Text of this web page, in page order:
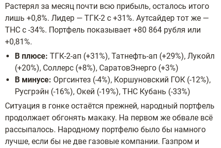
Растерял за месяц почти всю прибыль, осталось итого
лишь +0,8%. Лидер — ТГК-2 с +31%. Аутсайдер тот же —
ТНС с -34%. Портфель показывает +80 864 рубля или
+0,81%.
В плюсе: ТГК-2-ап (+31%), Татнефть-ап (+29%), Лукойл
(+20%), Соллерс (+8%), СаратовЭнерго (+3%)
В минусе: Оргсинтез (-4%), Коршуновский ГОК (-12%),
Русгрэйн (-16%), Окей (-19%), ТНС Кубань (-33%)
Ситуация в гонке остаётся прежней, народный портфель
продолжает обгонять макаку. На первом же обвале всё
рассыпалось. Народному портфелю было бы намного
лучше, если бы не две газовые компании. Газпром и